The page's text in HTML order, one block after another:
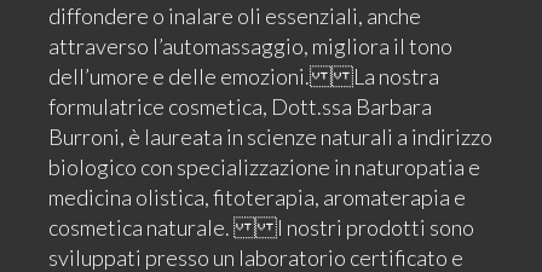
diffondere o inalare oli essenziali, anche
attraverso l’automassaggio, migliora il tono
dell’umore e delle emozioni. La nostra
formulatrice cosmetica, Dott.ssa Barbara
Burroni, è laureata in scienze naturali a indirizzo
biologico con specializzazione in naturopatia e
medicina olistica, fitoterapia, aromaterapia e
cosmetica naturale. I nostri prodotti sono
sviluppati presso un laboratorio certificato e